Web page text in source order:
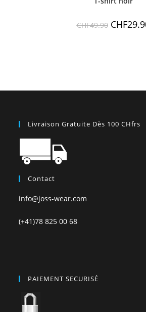
CHF49.90 CHF
Livraison Gratuite Dès 100 CHfrs
Contact
info@joss-wear.com
(+41)78 825 00 68
PAIEMENT SECURISÉ